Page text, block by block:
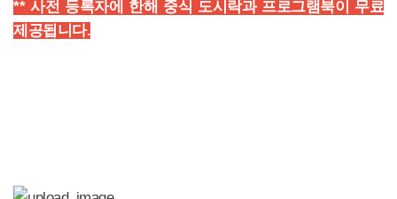
** 사전 등록자에 한해 중식 도시락과 프로그램북이 무료
제공됩니다.